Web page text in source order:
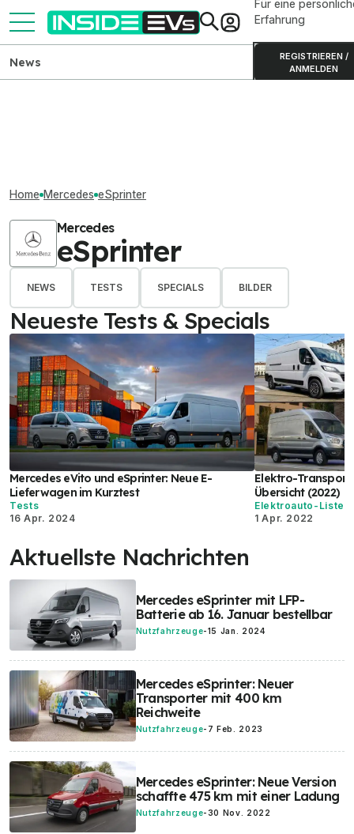
Für eine
Erfahrung
REGISTRIEREN /
ANMELDEN
News
Home Mercedes eSprinter
Mercedes
eSprinter
NEWS TESTS SPECIALS BILDER
Neueste Tests & Specials
Mercedes eVito und eSprinter: Neue E-
Lieferwagen im Kurztest
Tests
16 Apr. 2024
Elektro-
Übersicht (2022)
Elektroauto-Listen
1 Apr. 2022
Aktuellste Nachrichten
Mercedes eSprinter mit LFP-
Batterie ab 16. Januar bestellbar
Nutzfahrzeuge-15 Jan. 2024
Mercedes eSprinter: Neuer
Transporter mit 400 km
Reichweite
Nutzfahrzeuge- 7 Feb. 2023
Mercedes eSprinter: Neue Version
schaffte 475 km mit einer Ladung
Nutzfahrzeuge-30 Nov. 2022